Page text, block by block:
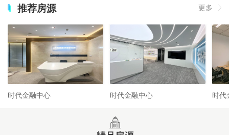
推荐房源 更多
时代金融中心 时代金融中心 时代